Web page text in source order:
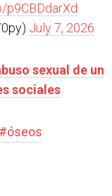
p9CBDdarXd
July 7, 2026
sexual de un
sociales
#óseos